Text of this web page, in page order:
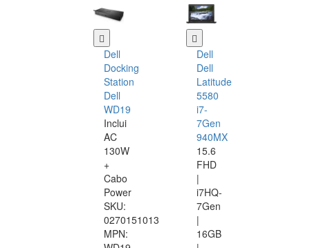
Dell
Docking
Station
Dell
WD19
Inclui
AC
130W
+
Cabo
Power
SKU:
0270151013
MPN:
Dell
Dell
Latitude
5580
i7-
7Gen
940MX
15.6
FHD
|
i7HQ-
7Gen
|
16GB